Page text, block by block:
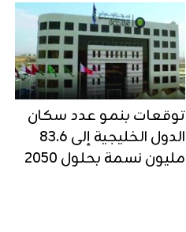
توقعات بنمو عدد سكان
الدول الخليجية إلى 83.6
مليون نسمة بحلول 2050